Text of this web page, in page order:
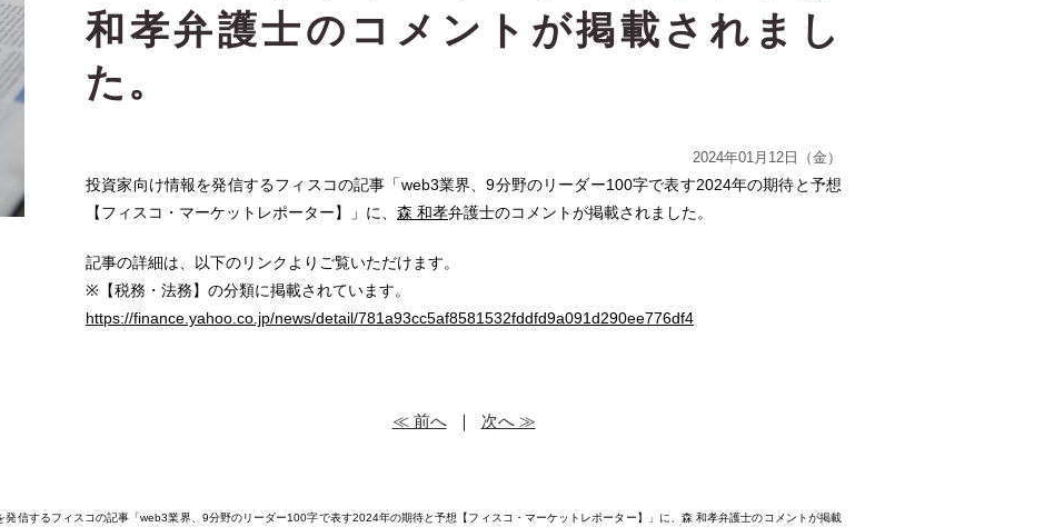
信するフィスコの記事「web3業界、9分野のリーダー100字で表す2024年の期待と予想【フィスコ・マーケットレポーター】」に、森 和孝弁護士のコメントが掲載
和孝弁護士のコメントが掲載されまし
た。
2024年01月12日（金）
投資家向け情報を発信するフィスコの記事「web3業界、9分野のリーダー100字で表す2024年の期待と予想
【フィスコ・マーケットレポーター】」に、 森 和孝弁護士のコメントが掲載されました。
記事の詳細は、以下のリンクよりご覧いただけます。
※【税務・法務】の分類に掲載されています。
https://finance.yahoo.co.jp/news/detail/781a93cc5af8581532fddfd9a091d290ee776df4
≪ 前へ｜ 次へ ≫